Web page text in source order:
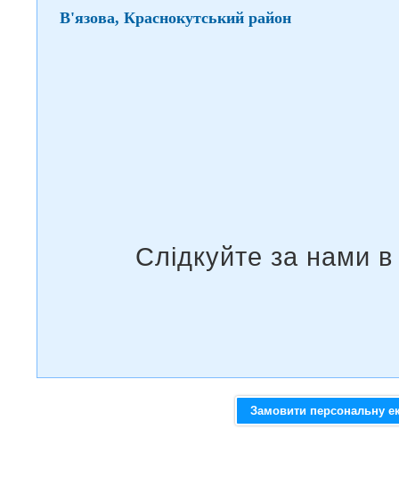
В'язова, Краснокутський район
Замовити персональну